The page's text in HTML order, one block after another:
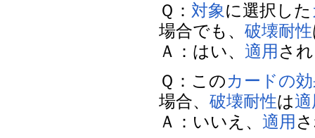
Ｑ： 対象に選択した
場合でも、破壊耐性
Ａ：はい、 適用 さ
Ｑ：このカードの
場合、破壊耐性は
Ａ：いいえ、 適用